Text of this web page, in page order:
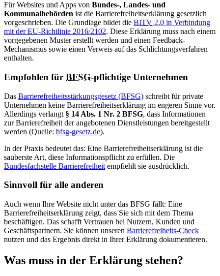
Für Websites und Apps von Bundes-, Landes- und
Kommunalbehörden ist die Barrierefreiheitserklärung gesetzlich
vorgeschrieben. Die Grundlage bildet die BITV 2.0 in Verbindung
mit der EU-Richtlinie 2016/2102. Diese Erklärung muss nach einem
vorgegebenen Muster erstellt werden und einen Feedback-
Mechanismus sowie einen Verweis auf das Schlichtungsverfahren
enthalten.
Empfohlen für BFSG-pflichtige Unternehmen
Das Barrierefreiheitsstärkungsgesetz (BFSG) schreibt für private
Unternehmen keine Barrierefreiheitserklärung im engeren Sinne vor.
Allerdings verlangt § 14 Abs. 1 Nr. 2 BFSG, dass Informationen
zur Barrierefreiheit der angebotenen Dienstleistungen bereitgestellt
werden (Quelle: bfsg-gesetz.de).
In der Praxis bedeutet das: Eine Barrierefreiheitserklärung ist die
sauberste Art, diese Informationspflicht zu erfüllen. Die
Bundesfachstelle Barrierefreiheit empfiehlt sie ausdrücklich.
Sinnvoll für alle anderen
Auch wenn Ihre Website nicht unter das BFSG fällt: Eine
Barrierefreiheitserklärung zeigt, dass Sie sich mit dem Thema
beschäftigen. Das schafft Vertrauen bei Nutzern, Kunden und
Geschäftspartnern. Sie können unseren Barrierefreiheits-Check
nutzen und das Ergebnis direkt in Ihrer Erklärung dokumentieren.
Was muss in der Erklärung stehen?